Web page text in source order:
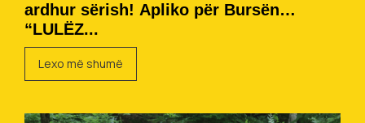
ardhur sërish! Apliko për Bursën
“LULËZ...
Lexo më shumë